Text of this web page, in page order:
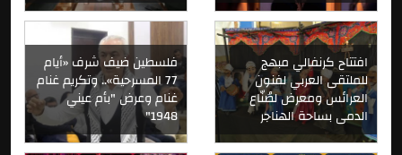
فلسطين ضيف شرف «أيام
77 المسرحية».. وتكريم غنام
غنام وعرض "بأم عيني
1948"
افتتاح كرنفالي مبهج
للملتقى العربي لفنون
العرائس ومعرض لصُنّاع
الدمى بساحة الهناجر